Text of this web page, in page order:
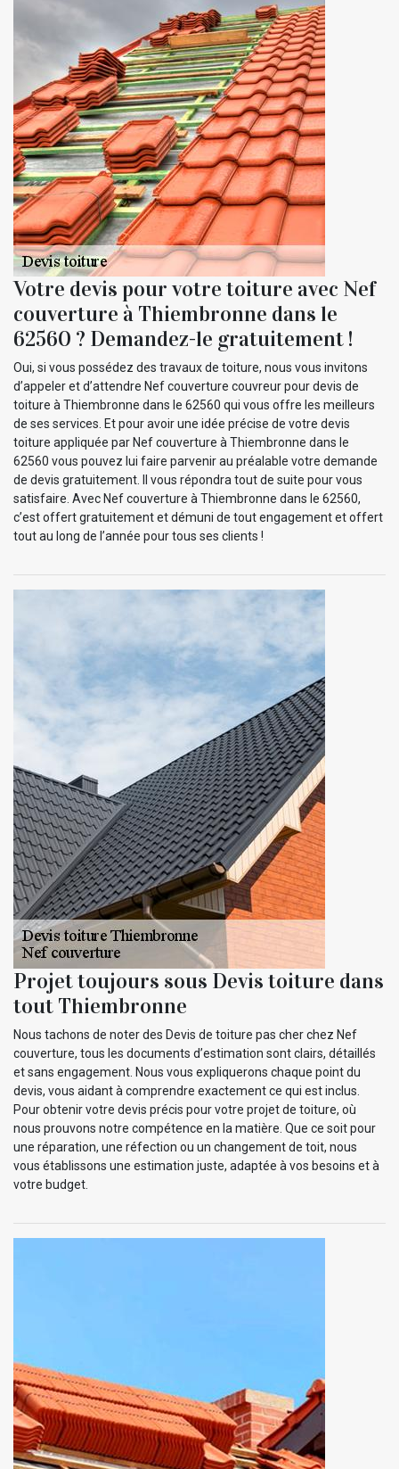
Votre devis pour votre toiture avec Nef
couverture à Thiembronne dans le
62560 ? Demandez-le gratuitement !
Oui, si vous possédez des travaux de toiture, nous vous invitons
d’appeler et d’attendre Nef couverture couvreur pour devis de
toiture à Thiembronne dans le 62560 qui vous offre les meilleurs
de ses services. Et pour avoir une idée précise de votre devis
toiture appliquée par Nef couverture à Thiembronne dans le
62560 vous pouvez lui faire parvenir au préalable votre demande
de devis gratuitement. Il vous répondra tout de suite pour vous
satisfaire. Avec Nef couverture à Thiembronne dans le 62560,
c’est offert gratuitement et démuni de tout engagement et offert
tout au long de l’année pour tous ses clients !
Projet toujours sous Devis toiture dans
tout Thiembronne
Nous tachons de noter des Devis de toiture pas cher chez Nef
couverture, tous les documents d’estimation sont clairs, détaillés
et sans engagement. Nous vous expliquerons chaque point du
devis, vous aidant à comprendre exactement ce qui est inclus.
Pour obtenir votre devis précis pour votre projet de toiture, où
nous prouvons notre compétence en la matière. Que ce soit pour
une réparation, une réfection ou un changement de toit, nous
vous établissons une estimation juste, adaptée à vos besoins et à
votre budget.